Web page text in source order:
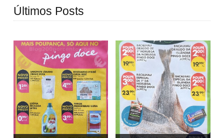
Últimos Posts